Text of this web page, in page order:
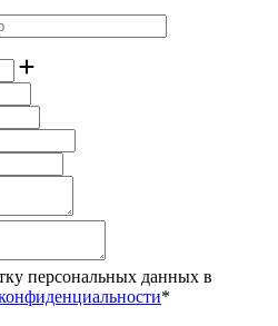
персональных данных в
*